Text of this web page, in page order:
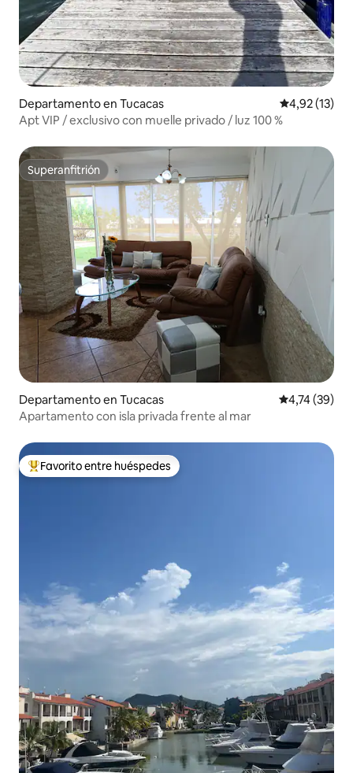
Departamento en Tucacas Calificación
4,92 (13)
Apt VIP / exclusivo con muelle privado / luz 100 %
Superanfitrión
Superanfitrión
Departamento en Tucacas Calificación
4,74 (39)
Apartamento con isla privada frente al mar
Favorito entre los huéspedes más destacados
Favorito entre huéspedes